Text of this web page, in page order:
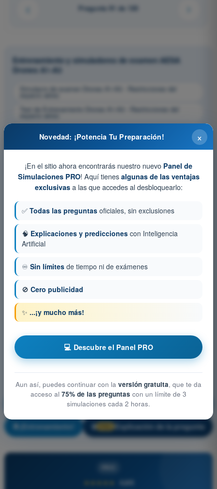
Pregunta 91 de 120
Entrenamiento y simuladores de examen AESA
Drones A1-A3
Simulacro de examen Drones A1-A3 - Restricciones del
Test de Entrenamiento Drones A1-A3 - Restricciones del
Restricciones del espacio aéreo
¡Entrenamiento! 🔒 Explicación de la pregunta
4,6/5
×
Novedad: ¡Potencia Tu Preparación!
¡En el sitio ahora encontrarás nuestro nuevo Panel de
Simulaciones PRO! Aquí tienes algunas de las ventajas
exclusivasa las que accedes al desbloquearlo:
✅ Todas las preguntas oficiales, sin exclusiones
🧠 Explicaciones y predicciones con Inteligencia
Artificial
♾️ Sin límites de tiempo ni de exámenes
🚫 Cero publicidad
✨ ...¡y mucho más!
💻 Descubre el Panel PRO
Aun así, puedes continuar con la versión gratuita, que te da
acceso al 75% de las preguntas con un límite de 3
simulaciones cada 2 horas.